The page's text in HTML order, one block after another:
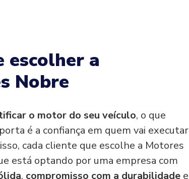
escolher a
Nobre
o motor do seu veículo, o que
é a confiança em quem vai executar
cada cliente que escolhe a Motores
está optando por uma empresa com
, compromisso com a durabilidade e